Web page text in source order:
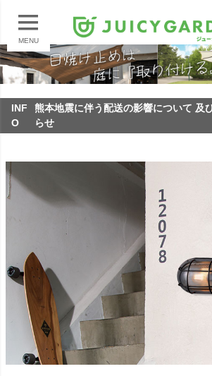
MENU
INF
O
熊本地震に伴う配送の影響について 及
らせ